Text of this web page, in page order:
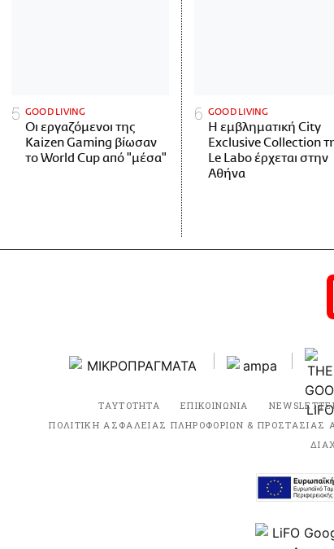
GOOD LIVING
Οι εργαζόμενοι της
Kaizen Gaming βίωσαν
το World Cup από "μέσα"
GOOD LIVING
Η εμβληματική City
Exclusive Collection
Le Labo έρχεται στην
Αθήνα
ΤΑΥΤΟΤΗΤΑ ΕΠΙΚΟΙΝΩΝΙΑ
ΠΟΛΙΤΙΚΗ ΑΣΦΑΛΕΙΑΣ ΠΛΗΡΟΦΟΡΙΩΝ & ΠΡΟΣΤΑΣΙΑΣ